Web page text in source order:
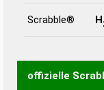
Scrabble® H
offizielle